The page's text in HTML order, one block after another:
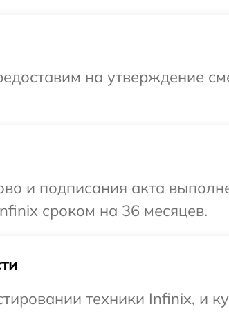
на утверждение
и подписания акта
сроком на 36 месяцев.
техники Infinix, и